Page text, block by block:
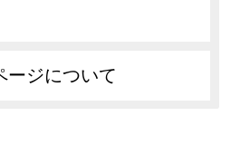
ージについて